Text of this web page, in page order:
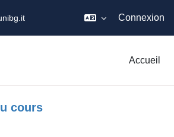
Connexion
Accueil
cours